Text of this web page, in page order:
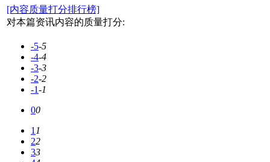
[内容质量打分排行榜]
对本篇资讯内容的质量打分:
-5-5
-4-4
-3-3
-2-2
-1-1
00
11
22
33